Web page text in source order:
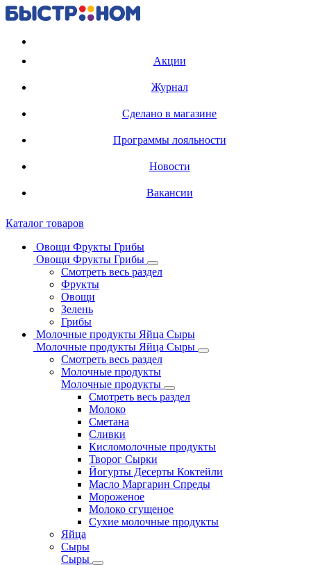
Акции
Журнал
Сделано в магазине
Программы лояльности
Новости
Вакансии
Каталог товаров
Овощи Фрукты Грибы
Овощи Фрукты Грибы
Смотреть весь раздел
Фрукты
Овощи
Зелень
Грибы
Молочные продукты Яйца Сыры
Молочные продукты Яйца Сыры
Смотреть весь раздел
Молочные продукты
Молочные продукты
Смотреть весь раздел
Молоко
Сметана
Сливки
Кисломолочные продукты
Творог Сырки
Йогурты Десерты Коктейли
Масло Маргарин Спреды
Мороженое
Молоко сгущеное
Сухие молочные продукты
Яйца
Сыры
Сыры